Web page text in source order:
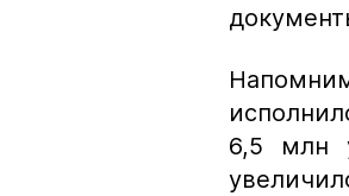
6,5 млн